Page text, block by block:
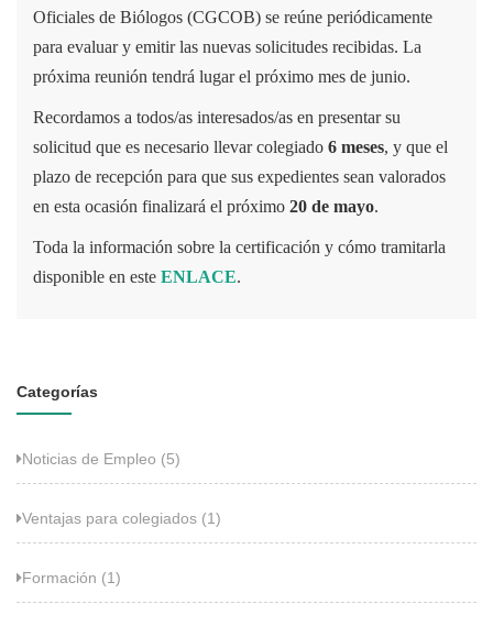
Oficiales de Biólogos (CGCOB) se reúne periódicamente
para evaluar y emitir las nuevas solicitudes recibidas. La
próxima reunión tendrá lugar el próximo mes de junio.
Recordamos a todos/as interesados/as en presentar su
solicitud que es necesario llevar colegiado 6 meses, y que el
plazo de recepción para que sus expedientes sean valorados
en esta ocasión finalizará el próximo 20 de mayo.
Toda la información sobre la certificación y cómo tramitarla
disponible en este ENLACE.
Categorías
Noticias de Empleo (5)
Ventajas para colegiados (1)
Formación (1)